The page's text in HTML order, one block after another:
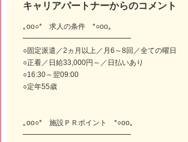
キャリアパートナーからのコメント
｡oо○* 求人の条件 *○оo｡
━━━━━━━━━━━━━━━
○固定派遣／2ヵ月以上／月6～8回／全ての曜日
○正看／日給33,000円～／日払いあり
○16:30～翌09:00
○定年55歳
｡oо○* 施設ＰＲポイント *○оo｡
━━━━━━━━━━━━━━━